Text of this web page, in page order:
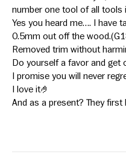
number one tool of all tools
Yes you heard me…. I have
0.5mm out off the
Removed trim without
Do yourself a favor and get
I promise you will never
I love it🤌
And as a present? They first